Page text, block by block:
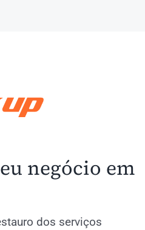
negócio em
dos serviços